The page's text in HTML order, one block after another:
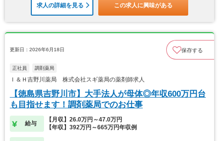
求人の詳細を見る この求人に興味がある
更新日：2026年6月18日 保存する
正社員 調剤薬局
Ｉ＆Ｈ吉野川薬局 株式会社スギ薬局の薬剤師求人
【徳島県吉野川市】大手法人が母体◎年収600万円台
も目指せます！調剤薬局でのお仕事
給与
【月収】26.0万円～47.0万円
【年収】392万円～665万円年収例